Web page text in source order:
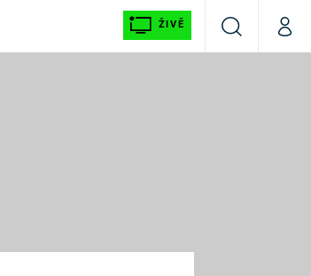
ŽIVĚ
VyhledáváníMůj